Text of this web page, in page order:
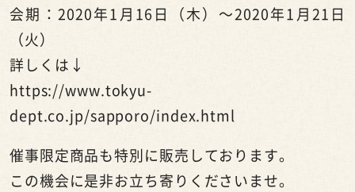
会期：2020年1月16日（木）～2020年1月21日
（火）
詳しくは↓
https://www.tokyu-
dept.co.jp/sapporo/index.html
催事限定商品も特別に販売しております。
この機会に是非お立ち寄りくださいませ。